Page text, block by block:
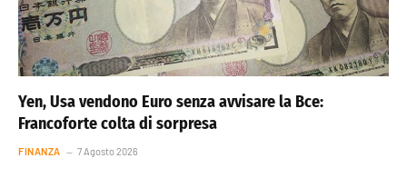
Yen, Usa vendono Euro senza avvisare la Bce:
Francoforte colta di sorpresa
FINANZA 7 Agosto 2026